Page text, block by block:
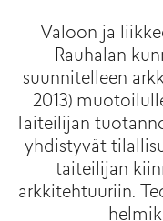
Valoon ja
Rauhalan
suunnitelleen
2013)
Taiteilijan
yhdistyvät
taiteilijan
arkkitehtuuriin.